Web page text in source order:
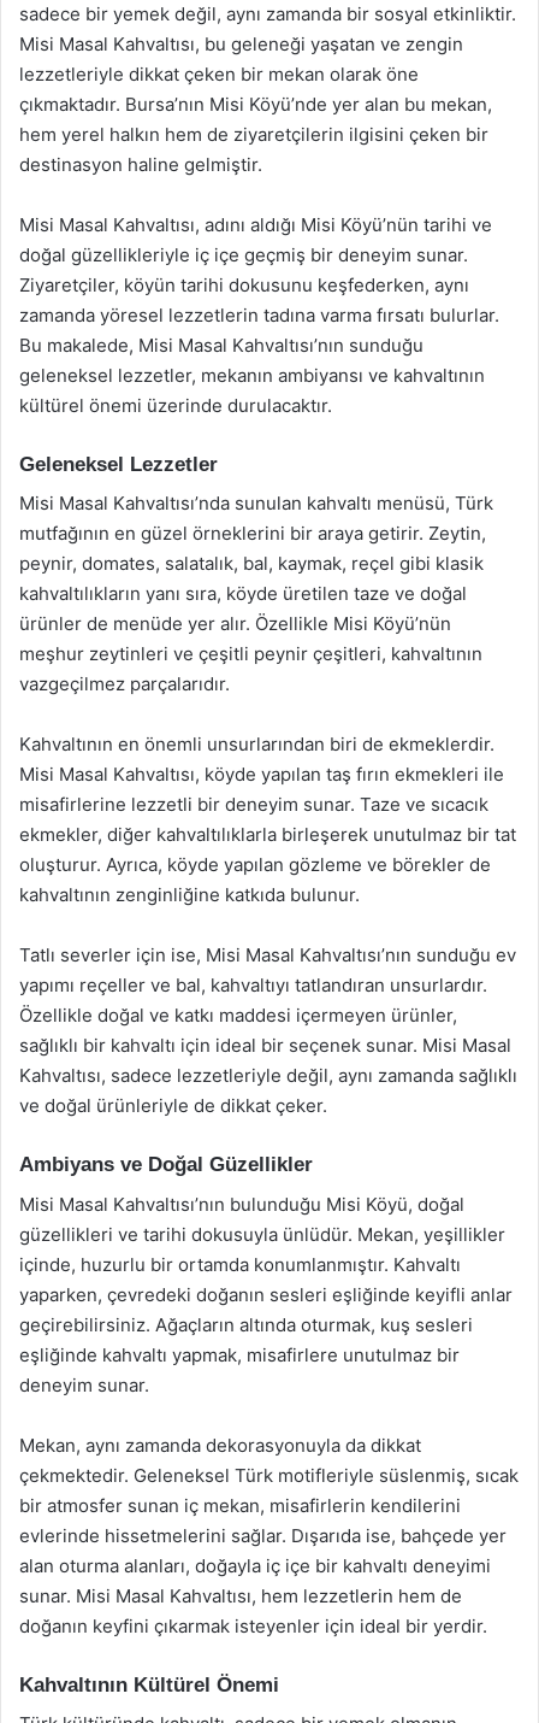
sadece bir yemek değil, aynı zamanda bir sosyal etkinliktir.
Misi Masal Kahvaltısı, bu geleneği yaşatan ve zengin
lezzetleriyle dikkat çeken bir mekan olarak öne
çıkmaktadır. Bursa’nın Misi Köyü’nde yer alan bu mekan,
hem yerel halkın hem de ziyaretçilerin ilgisini çeken bir
destinasyon haline gelmiştir.
Misi Masal Kahvaltısı, adını aldığı Misi Köyü’nün tarihi ve
doğal güzellikleriyle iç içe geçmiş bir deneyim sunar.
Ziyaretçiler, köyün tarihi dokusunu keşfederken, aynı
zamanda yöresel lezzetlerin tadına varma fırsatı bulurlar.
Bu makalede, Misi Masal Kahvaltısı’nın sunduğu
geleneksel lezzetler, mekanın ambiyansı ve kahvaltının
kültürel önemi üzerinde durulacaktır.
Geleneksel Lezzetler
Misi Masal Kahvaltısı’nda sunulan kahvaltı menüsü, Türk
mutfağının en güzel örneklerini bir araya getirir. Zeytin,
peynir, domates, salatalık, bal, kaymak, reçel gibi klasik
kahvaltılıkların yanı sıra, köyde üretilen taze ve doğal
ürünler de menüde yer alır. Özellikle Misi Köyü’nün
meşhur zeytinleri ve çeşitli peynir çeşitleri, kahvaltının
vazgeçilmez parçalarıdır.
Kahvaltının en önemli unsurlarından biri de ekmeklerdir.
Misi Masal Kahvaltısı, köyde yapılan taş fırın ekmekleri ile
misafirlerine lezzetli bir deneyim sunar. Taze ve sıcacık
ekmekler, diğer kahvaltılıklarla birleşerek unutulmaz bir tat
oluşturur. Ayrıca, köyde yapılan gözleme ve börekler de
kahvaltının zenginliğine katkıda bulunur.
Tatlı severler için ise, Misi Masal Kahvaltısı’nın sunduğu ev
yapımı reçeller ve bal, kahvaltıyı tatlandıran unsurlardır.
Özellikle doğal ve katkı maddesi içermeyen ürünler,
sağlıklı bir kahvaltı için ideal bir seçenek sunar. Misi Masal
Kahvaltısı, sadece lezzetleriyle değil, aynı zamanda sağlıklı
ve doğal ürünleriyle de dikkat çeker.
Ambiyans ve Doğal Güzellikler
Misi Masal Kahvaltısı’nın bulunduğu Misi Köyü, doğal
güzellikleri ve tarihi dokusuyla ünlüdür. Mekan, yeşillikler
içinde, huzurlu bir ortamda konumlanmıştır. Kahvaltı
yaparken, çevredeki doğanın sesleri eşliğinde keyifli anlar
geçirebilirsiniz. Ağaçların altında oturmak, kuş sesleri
eşliğinde kahvaltı yapmak, misafirlere unutulmaz bir
deneyim sunar.
Mekan, aynı zamanda dekorasyonuyla da dikkat
çekmektedir. Geleneksel Türk motifleriyle süslenmiş, sıcak
bir atmosfer sunan iç mekan, misafirlerin kendilerini
evlerinde hissetmelerini sağlar. Dışarıda ise, bahçede yer
alan oturma alanları, doğayla iç içe bir kahvaltı deneyimi
sunar. Misi Masal Kahvaltısı, hem lezzetlerin hem de
doğanın keyfini çıkarmak isteyenler için ideal bir yerdir.
Kahvaltının Kültürel Önemi